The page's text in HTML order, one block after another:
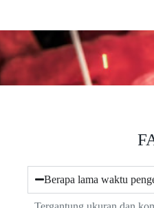
Berapa lama waktu